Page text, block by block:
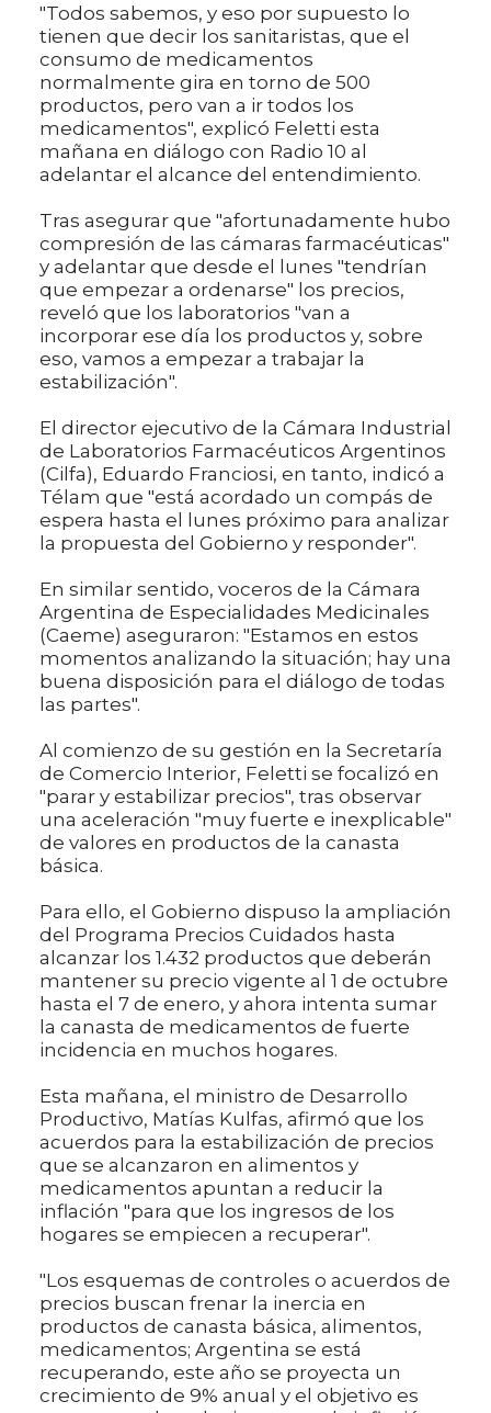
"Todos sabemos, y eso por supuesto lo
tienen que decir los sanitaristas, que el
consumo de medicamentos
normalmente gira en torno de 500
productos, pero van a ir todos los
medicamentos", explicó Feletti esta
mañana en diálogo con Radio 10 al
adelantar el alcance del entendimiento.
Tras asegurar que "afortunadamente hubo
compresión de las cámaras farmacéuticas"
y adelantar que desde el lunes "tendrían
que empezar a ordenarse" los precios,
reveló que los laboratorios "van a
incorporar ese día los productos y, sobre
eso, vamos a empezar a trabajar la
estabilización".
El director ejecutivo de la Cámara Industrial
de Laboratorios Farmacéuticos Argentinos
(Cilfa), Eduardo Franciosi, en tanto, indicó a
Télam que "está acordado un compás de
espera hasta el lunes próximo para analizar
la propuesta del Gobierno y responder".
En similar sentido, voceros de la Cámara
Argentina de Especialidades Medicinales
(Caeme) aseguraron: "Estamos en estos
momentos analizando la situación; hay una
buena disposición para el diálogo de todas
las partes".
Al comienzo de su gestión en la Secretaría
de Comercio Interior, Feletti se focalizó en
"parar y estabilizar precios", tras observar
una aceleración "muy fuerte e inexplicable"
de valores en productos de la canasta
básica.
Para ello, el Gobierno dispuso la ampliación
del Programa Precios Cuidados hasta
alcanzar los 1.432 productos que deberán
mantener su precio vigente al 1 de octubre
hasta el 7 de enero, y ahora intenta sumar
la canasta de medicamentos de fuerte
incidencia en muchos hogares.
Esta mañana, el ministro de Desarrollo
Productivo, Matías Kulfas, afirmó que los
acuerdos para la estabilización de precios
que se alcanzaron en alimentos y
medicamentos apuntan a reducir la
inflación "para que los ingresos de los
hogares se empiecen a recuperar".
"Los esquemas de controles o acuerdos de
precios buscan frenar la inercia en
productos de canasta básica, alimentos,
medicamentos; Argentina se está
recuperando, este año se proyecta un
crecimiento de 9% anual y el objetivo es